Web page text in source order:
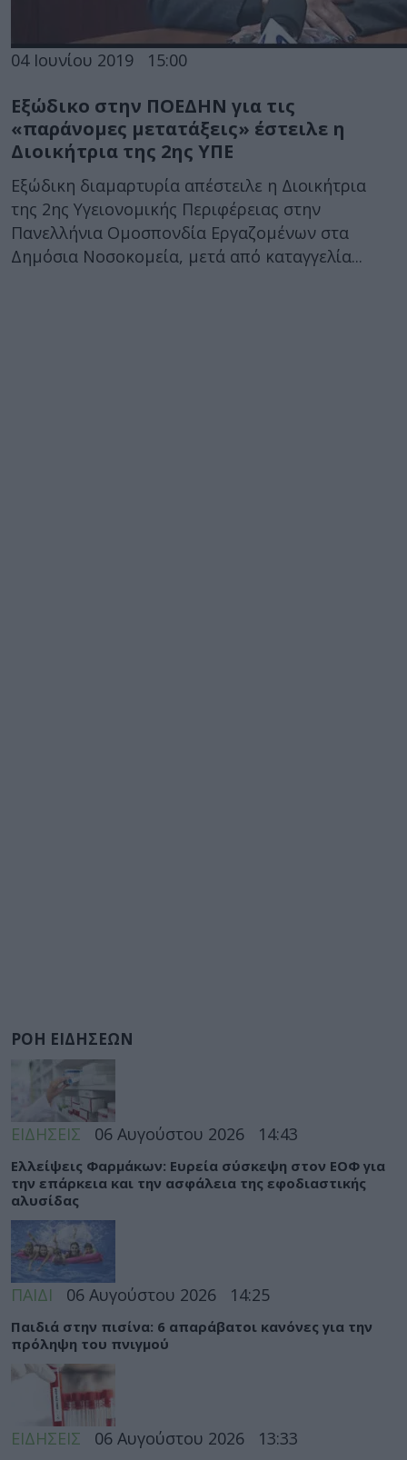
04 Ιουνίου 2019 15:00
Εξώδικο στην ΠΟΕΔΗΝ για τις
«παράνομες μετατάξεις» έστειλε η
Διοικήτρια της 2ης ΥΠΕ
Εξώδικη διαμαρτυρία απέστειλε η Διοικήτρια
της 2ης Υγειονομικής Περιφέρειας στην
Πανελλήνια Ομοσπονδία Εργαζομένων στα
Δημόσια Νοσοκομεία, μετά από καταγγελία...
ΡΟΗ ΕΙΔΗΣΕΩΝ
ΕΙΔΗΣΕΙΣ 06 Αυγούστου 2026 14:43
Ελλείψεις Φαρμάκων: Ευρεία σύσκεψη στον ΕΟΦ για
την επάρκεια και την ασφάλεια της εφοδιαστικής
αλυσίδας
ΠΑΙΔΙ 06 Αυγούστου 2026 14:25
Παιδιά στην πισίνα: 6 απαράβατοι κανόνες για την
πρόληψη του πνιγμού
ΕΙΔΗΣΕΙΣ 06 Αυγούστου 2026 13:33